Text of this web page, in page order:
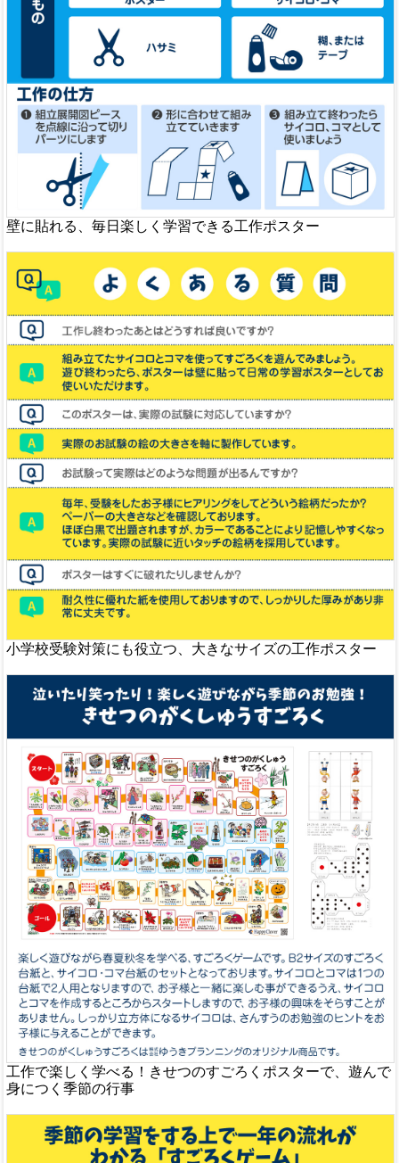
壁に貼れる、毎日楽しく学習できる工作ポスター
小学校受験対策にも役立つ、大きなサイズの工作ポスター
工作で楽しく学べる！きせつのすごろくポスターで、遊んで
身につく季節の行事